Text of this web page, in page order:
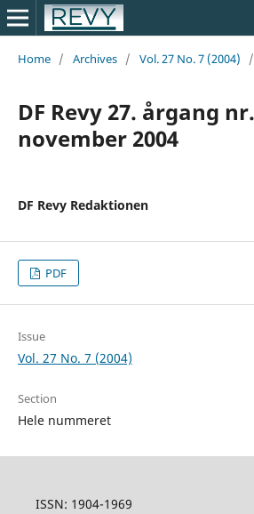
Home / Archives / Vol. 27 No. 7 (2004) /
DF Revy 27. årgang
november 2004
DF Revy Redaktionen
PDF
Issue
Vol. 27 No. 7 (2004)
Section
Hele nummeret
ISSN: 1904-1969